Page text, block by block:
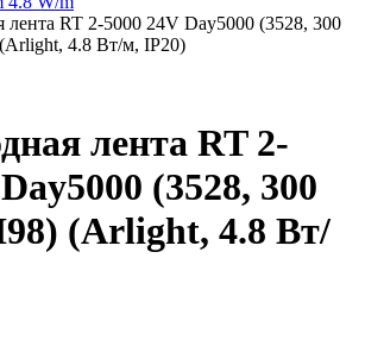
лента RT 2-5000 24V Day5000 (3528, 300
4.8 Вт/м, IP20)
лента RT 2-
(3528, 300
(Arlight, 4.8 Вт/